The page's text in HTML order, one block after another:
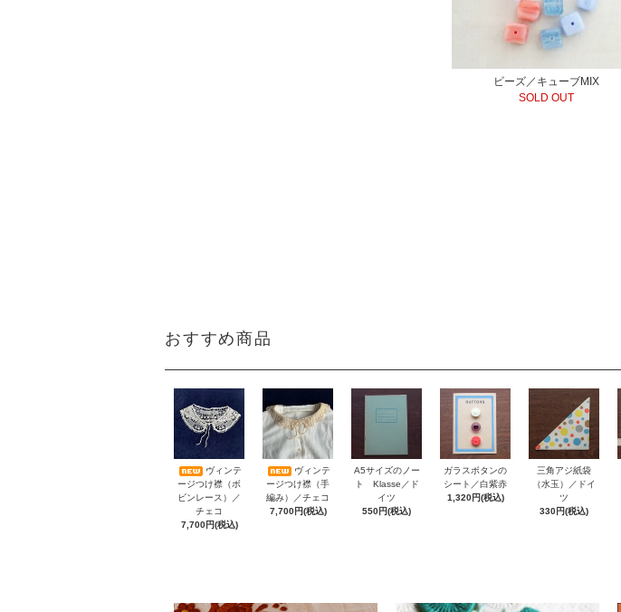
ビーズ／キューブMIX
SOLD OUT
おすすめ商品
ヴィンテ
ージつけ襟（ボ
ビンレース）／
チェコ
7,700円(税込)
ヴィンテ
ージつけ襟（手
編み）／チェコ
7,700円(税込)
A5サイズのノー
ト Klasse／ド
イツ
550円(税込)
ガラスボタンの
シート／白紫赤
1,320円(税込)
三角アジ紙袋
（水玉）／ドイ
ツ
330円(税込)